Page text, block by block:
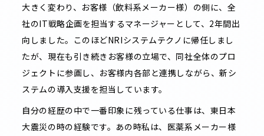
大きく変わり、お客様（飲料系メーカー様）の側に、全
社のIT戦略企画を担当するマネージャーとして、2年間出
向しました。このほどNRIシステムテクノに帰任しまし
たが、現在も引き続きお客様の立場で、同社全体のプロ
ジェクトに参画し、お客様内各部と連携しながら、新シ
ステムの導入支援を担当しています。
自分の経歴の中で一番印象に残っている仕事は、東日本
大震災の時の経験です。あの時私は、医薬系メーカー様